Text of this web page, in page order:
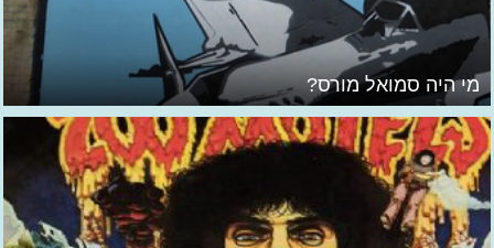
מי היה סמואל מורס?